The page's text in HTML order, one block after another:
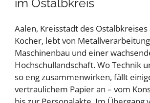
Aalen, Kreisstadt des
Kocher, lebt von
Maschinenbau und einer
Hochschullandschaft. Wo Technik
so eng zusammenwirken, fällt
vertraulichem Papier an – vom